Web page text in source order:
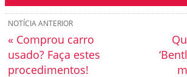
NOTÍCIA ANTERIOR
« Comprou carro
usado? Faça estes
procedimentos!